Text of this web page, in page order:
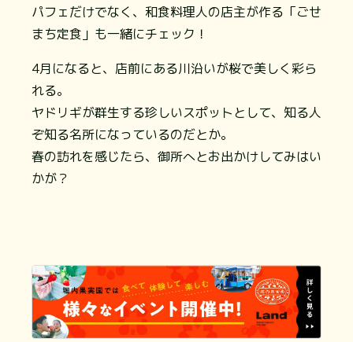
パフェだけでなく、和食料理人の店主が作る「ごせ
まち定食」も一緒にチェック！
4月になると、店前にある川沿いが桜で美しく彩ら
れる。
ヤドリギが群生する珍しいスポットとして、知る人
ぞ知る名所になっているのだとか。
春の訪れを感じたら、御所へとお出かけしてみはい
かが？